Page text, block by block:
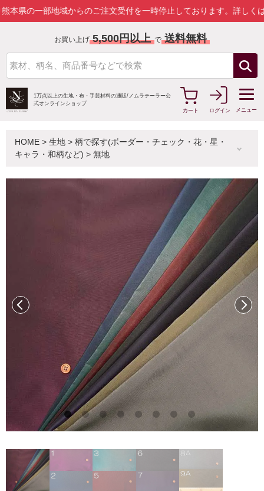
部地域からのご注文受付を一時停止しております。詳しくはこちら
お買い上げ 5,500円以上 で 送料無料
1万点以上の生地・布・手芸材料の通販/ ノムラテーラー公
式オンラインショップ
カート
ログイン メニュー
HOME > 生地 > 柄で探す(ボーダー・チェック・花・星・
キャラ・和柄など) > 無地
前へ 次へ